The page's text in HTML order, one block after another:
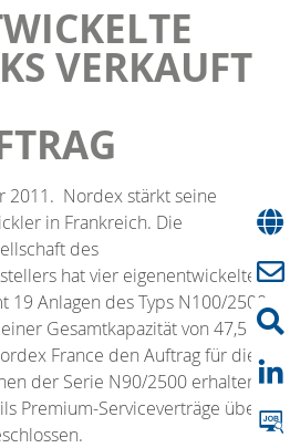
VERKAUFT
2011. Nordex stärkt seine
in Frankreich. Die
des
hat vier eigenentwickelte
19 Anlagen des Typs N100/2500
Gesamtkapazität von 47,5
France den Auftrag für die
der Serie N90/2500 erhalten.
Premium-Serviceverträge über